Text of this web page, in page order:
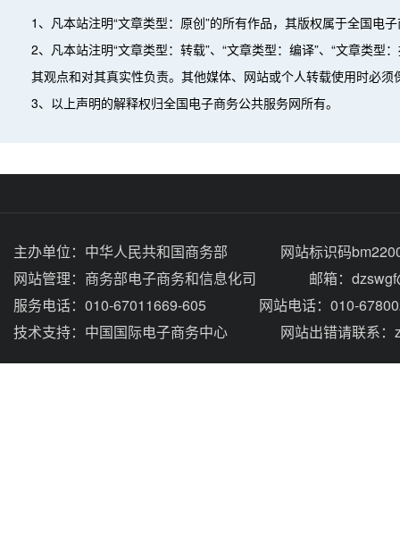
1、凡本站注明“文章类型：原创”的所有作品，其版权属于全国电
2、凡本站注明“文章类型：转载”、“文章类型：编译”、“文章类
其观点和对其真实性负责。其他媒体、网站或个人转载使用时必
3、以上声明的解释权归全国电子商务公共服务网所有。
主办单位： 中华人民共和国商务部
网站标识码
网站管理： 商务部电子商务和信息化司
邮箱：
服务电话：010-67011669-605
网站电话：010-
技术支持： 中国国际电子商务中心 网站出错请联系